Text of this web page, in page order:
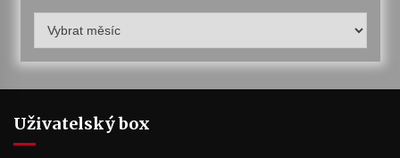
archiv
Uživatelský box